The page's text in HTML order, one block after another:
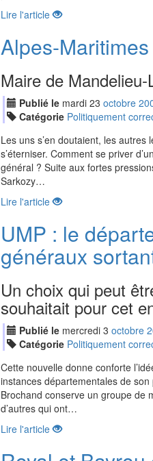
Lire l'article
Alpes-Maritimes
Maire de
Publié le mardi 23 octobre
Catégorie Politiquement
Les uns s’en doutaient, les
s’éterniser. Comment se priver
général ? Suite aux fortes
Sarkozy…
Lire l'article
UMP : le
généraux
Un choix qui peut
souhaitait pour cet
Publié le mercredi 3 octobre
Catégorie Politiquement
Cette nouvelle donne conforte
instances départementales de
Brochand conserve un groupe de
d’autres qui ont…
Lire l'article